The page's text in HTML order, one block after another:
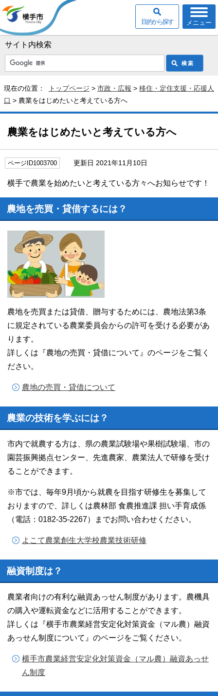
サイト内検索
メニュー
目的から探す
現在の位置： トップページ > 市政・広報 > 移住・定住支援・応援人
口 > 農業をはじめたいと考えている方へ
農業をはじめたいと考えている方へ
ページID1003700 更新日 2021年11月10日
横手で農業を始めたいと考えている方々へお知らせです！
農地を売買・貸借するには？
農地を売買または貸借、贈与するためには、農地法第3条
に規定されている農業委員会からの許可を受ける必要があ
ります。
詳しくは『農地の売買・貸借について』のページをご覧く
ださい。
農地の売買・貸借について
農業の技術を学ぶには？
市内で就農する方は、県の農業試験場や果樹試験場、市の
園芸振興拠点センター、先進農家、農業法人で研修を受け
ることができます。
※市では、毎年9月頃から就農を目指す研修生を募集して
おりますので、詳しくは農林部 食農推進課 担い手育成係
（電話：0182-35-2267）までお問い合わせください。
よこて農業創生大学校農業技術研修
融資制度は？
農業者向けの有利な融資あっせん制度があります。農機具
の購入や運転資金などに活用することができます。
詳しくは『横手市農業経営安定化対策資金（マル農）融資
あっせん制度について』のページをご覧ください。
横手市農業経営安定化対策資金（マル農）融資あっせ
ん制度